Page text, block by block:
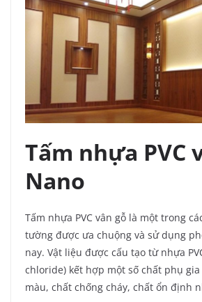
Tấm nhựa PVC
Nano
Tấm nhựa PVC vân gỗ là một trong
tường được ưa chuộng và sử dụng
nay. Vật liệu được cấu tạo từ nhựa
chloride) kết hợp một số chất phụ
màu, chất chống cháy, chất ổn định